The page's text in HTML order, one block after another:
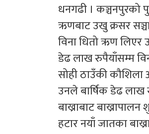
धनगढी । कञ्चनपुरको
ऋणबाट उखु क्रसर
विना धितो ऋण लिएर
डेढ लाख रुपैयाँसम्म
सोही ठाउँकी कौशिला
उनले बार्षिक डेढ लाख
बाख्राबाट
हटार नयाँ जातका